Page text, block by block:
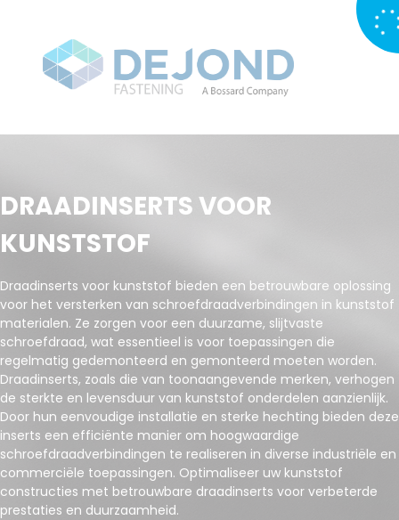
DRAADINSERTS VOOR
KUNSTSTOF
Draadinserts voor kunststof bieden een betrouwbare oplossing
voor het versterken van schroefdraadverbindingen in kunststof
materialen. Ze zorgen voor een duurzame, slijtvaste
schroefdraad, wat essentieel is voor toepassingen die
regelmatig gedemonteerd en gemonteerd moeten worden.
Draadinserts, zoals die van toonaangevende merken, verhogen
de sterkte en levensduur van kunststof onderdelen aanzienlijk.
Door hun eenvoudige installatie en sterke hechting bieden deze
inserts een efficiënte manier om hoogwaardige
schroefdraadverbindingen te realiseren in diverse industriële en
commerciële toepassingen. Optimaliseer uw kunststof
constructies met betrouwbare draadinserts voor verbeterde
prestaties en duurzaamheid.